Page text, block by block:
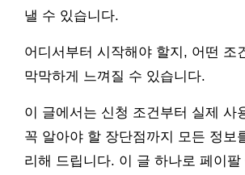
낼 수 있습니다.
어디서부터 시작해야 할지, 어떤 조
막막하게 느껴질 수 있습니다.
이 글에서는 신청 조건부터 실제 사
꼭 알아야 할 장단점까지 모든 정보
리해 드립니다. 이 글 하나로 페이팔